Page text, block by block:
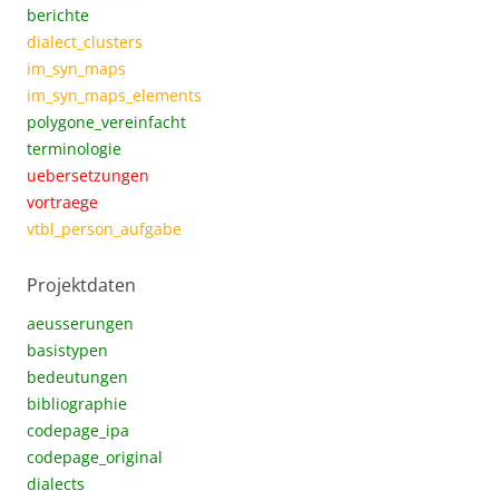
berichte
dialect_clusters
im_syn_maps
im_syn_maps_elements
polygone_vereinfacht
terminologie
uebersetzungen
vortraege
vtbl_person_aufgabe
Projektdaten
aeusserungen
basistypen
bedeutungen
bibliographie
codepage_ipa
codepage_original
dialects